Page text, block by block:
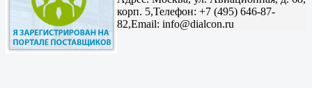
корп. 5,Телефон: +7 (495) 646-87-
82,Email: info@dialcon.ru